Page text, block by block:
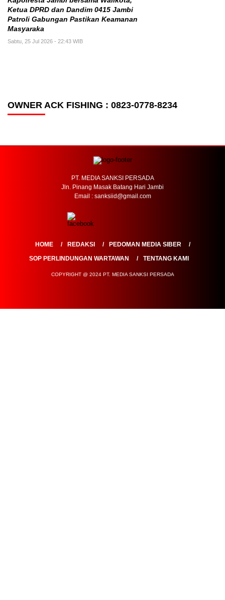
Ketua DPRD dan Dandim 0415 Jambi
Patroli Gabungan Pastikan Keamanan
Masyaraka
Sabtu, 25 Jul 2026 - 22:43 WIB
OWNER ACK FISHING : 0823-0778-8234
PT. MEDIA SANKSI PERSADA
Jln. Pinang Masak Batang Hari Jambi
Email : sanksiid@gmail.com
HOME REDAKSI
PEDOMAN MEDIA SIBER
SOP PERLINDUNGAN WARTAWAN
TENTANG KAMI